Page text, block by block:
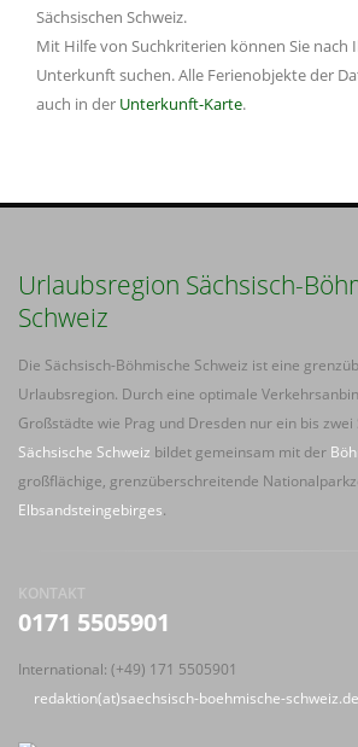
Sächsischen Schweiz.
Mit Hilfe von Suchkriterien können Sie nach
Unterkunft suchen. Alle Ferienobjekte der
auch in der Unterkunft-Karte.
Urlaubsregion Sächsisch-
Schweiz
Die Sächsisch-Böhmische Schweiz ist eine
Urlaubsregion. Durch eine optimale
Großstädte wie Prag und Dresden nur ein bis
Sächsische Schweiz bildet gemeinsam mit der
großflächige, grenzüberschreitende
Elbsandsteingebirges.
KONTAKT
0171 5505901
International: (+49) 171 5505901
redaktion(at)saechsisch-boehmische-schweiz.de